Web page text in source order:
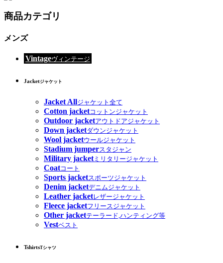
商品カテゴリ
メンズ
Vintageヴィンテージ
Jacketジャケット
Jacket Allジャケット全て
Cotton jacketコットンジャケット
Outdoor jacketアウトドアジャケット
Down jacketダウンジャケット
Wool jacketウールジャケット
Stadium jumperスタジャン
Military jacketミリタリージャケット
Coatコート
Sports jacketスポーツジャケット
Denim jacketデニムジャケット
Leather jacketレザージャケット
Fleece jacketフリースジャケット
Other jacketテーラード,ハンティング等
Vestベスト
TshirtsTシャツ